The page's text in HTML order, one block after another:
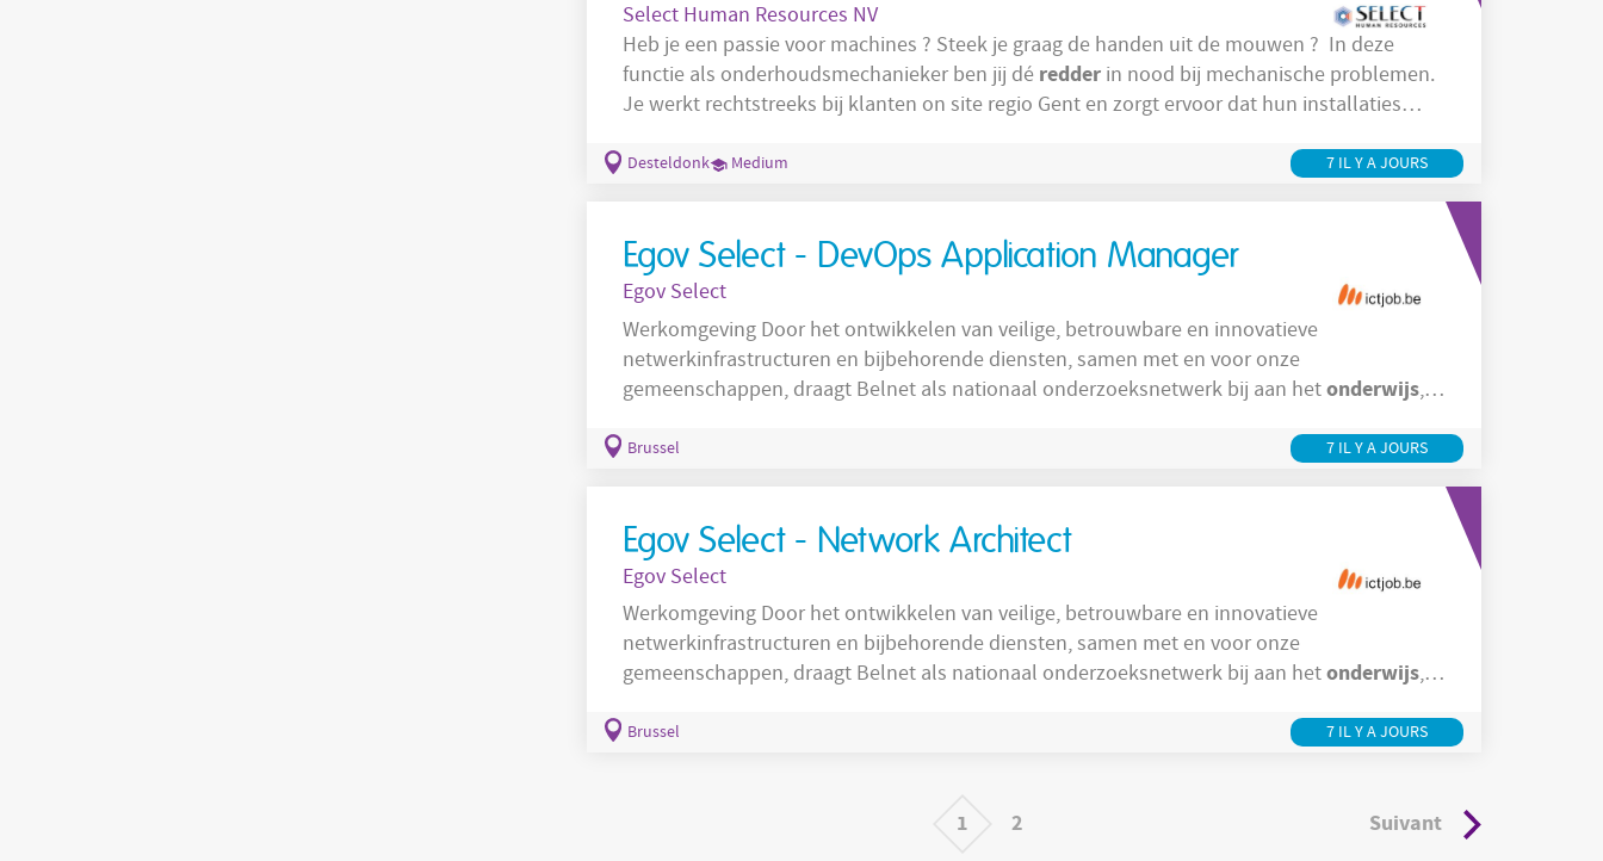
Select Human Resources NV
Heb je een passie voor machines ? Steek je graag de handen uit de mouwen ? In deze
functie als onderhoudsmechanieker ben jij dé redderin nood bij mechanische problemen.
Je werkt rechtstreeks bij klanten on site regio Gent en zorgt ervoor dat hun installaties
dichtingen, lagers, assen Controleren en afstellen van passingen en mechanische
Desteldonk Medium 7 IL Y A JOURS
Egov Select - DevOps Application Manager
Egov Select
Werkomgeving Door het ontwikkelen van veilige, betrouwbare en innovatieve
netwerkinfrastructuren en bijbehorende diensten, samen met en voor onze
gemeenschappen, draagt Belnet als nationaal onderzoeksnetwerk bij aan hetonderwijs,
van een hoogperformant netwerk voor universiteiten, hogescholen, onderzoekscentra en
Brussel 7 IL Y A JOURS
Egov Select - Network Architect
Egov Select
Werkomgeving Door het ontwikkelen van veilige, betrouwbare en innovatieve
netwerkinfrastructuren en bijbehorende diensten, samen met en voor onze
gemeenschappen, draagt Belnet als nationaal onderzoeksnetwerk bij aan hetonderwijs,
van een hoogperformant netwerk voor universiteiten, hogescholen, onderzoekscentra en
Brussel 7 IL Y A JOURS
1 2 Suivant